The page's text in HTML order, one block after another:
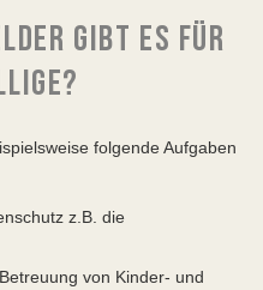
GIBT ES FÜR
folgende Aufgaben
z.B. die
von Kinder- und